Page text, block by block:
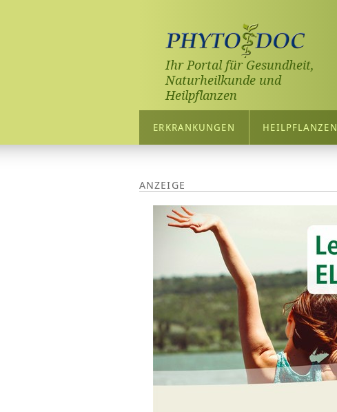
Ihr Portal für Gesundheit,
Naturheilkunde und
Heilpflanzen
ERKRANKUNGEN HEILPFLANZEN